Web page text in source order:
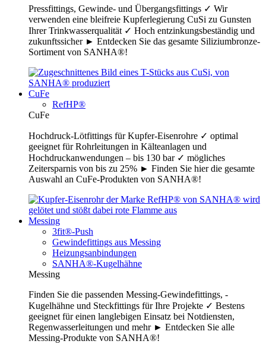
Pressfittings, Gewinde- und Übergangsfittings ✓ Wir
verwenden eine bleifreie Kupferlegierung CuSi zu Gunsten
Ihrer Trinkwasserqualität ✓ Hoch entzinkungsbeständig und
zukunftssicher ► Entdecken Sie das gesamte Siliziumbronze-
Sortiment von SANHA®!
CuFe
RefHP®
CuFe
Hochdruck-Lötfittings für Kupfer-Eisenrohre ✓ optimal
geeignet für Rohrleitungen in Kälteanlagen und
Hochdruckanwendungen – bis 130 bar ✓ mögliches
Zeitersparnis von bis zu 25% ► Finden Sie hier die gesamte
Auswahl an CuFe-Produkten von SANHA®!
Messing
3fit®-Push
Gewindefittings aus Messing
Heizungsanbindungen
SANHA®-Kugelhähne
Messing
Finden Sie die passenden Messing-Gewindefittings, -
Kugelhähne und Steckfittings für Ihre Projekte ✓ Bestens
geeignet für einen langlebigen Einsatz bei Notdiensten,
Regenwasserleitungen und mehr ► Entdecken Sie alle
Messing-Produkte von SANHA®!